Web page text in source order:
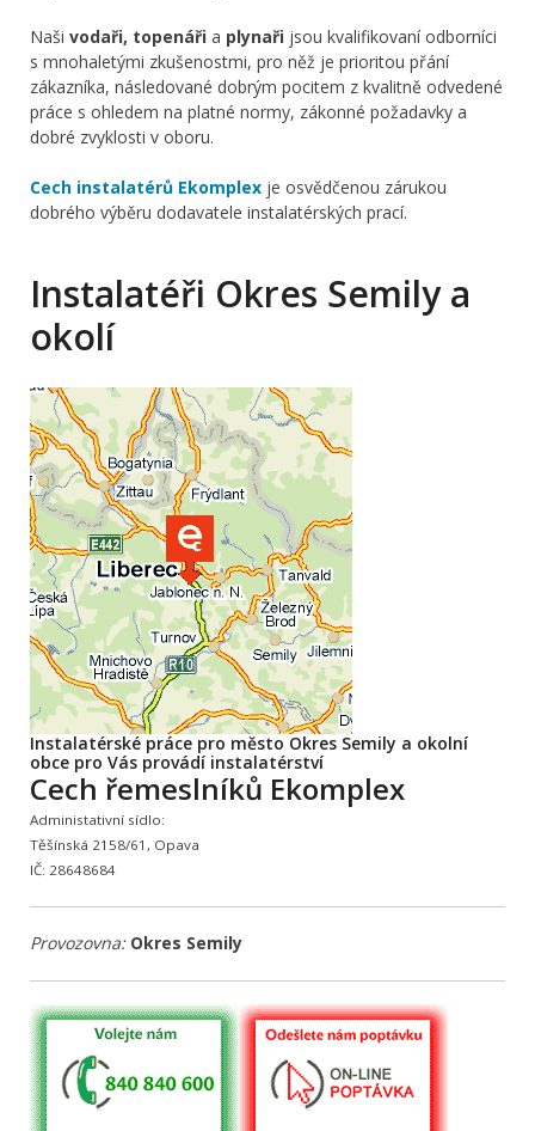
Naši vodaři, topenáři a plynaři jsou kvalifikovaní odborníci
s mnohaletými zkušenostmi, pro něž je prioritou přání
zákazníka, následované dobrým pocitem z kvalitně odvedené
práce s ohledem na platné normy, zákonné požadavky a
dobré zvyklosti v oboru.
Cech instalatérů Ekomplex je osvědčenou zárukou
dobrého výběru dodavatele instalatérských prací.
Instalatéři Okres Semily a
okolí
Instalatérské práce pro město Okres Semily a okolní
obce pro Vás provádí instalatérství
Cech řemeslníků Ekomplex
Administativní sídlo:
Těšínská 2158/61, Opava
IČ: 28648684
Provozovna: Okres Semily